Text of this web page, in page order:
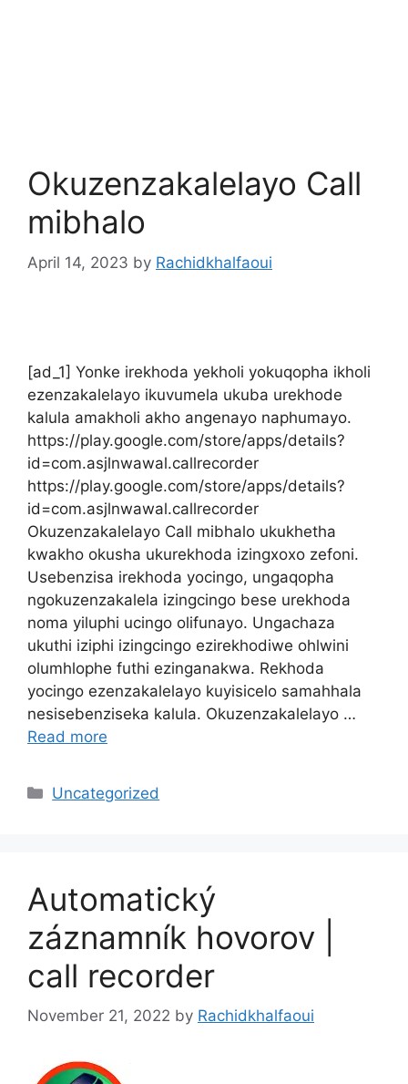
Okuzenzakalelayo Call
mibhalo
April 14, 2023 by Rachidkhalfaoui
[ad_1] Yonke irekhoda yekholi yokuqopha ikholi
ezenzakalelayo ikuvumela ukuba urekhode
kalula amakholi akho angenayo naphumayo.
https://play.google.com/store/apps/details?
id=com.asjlnwawal.callrecorder
https://play.google.com/store/apps/details?
id=com.asjlnwawal.callrecorder
Okuzenzakalelayo Call mibhalo ukukhetha
kwakho okusha ukurekhoda izingxoxo zefoni.
Usebenzisa irekhoda yocingo, ungaqopha
ngokuzenzakalela izingcingo bese urekhoda
noma yiluphi ucingo olifunayo. Ungachaza
ukuthi iziphi izingcingo ezirekhodiwe ohlwini
olumhlophe futhi ezinganakwa. Rekhoda
yocingo ezenzakalelayo kuyisicelo samahhala
nesisebenziseka kalula. Okuzenzakalelayo …
Read more
Categories
Uncategorized
Automatický
záznamník hovorov |
call recorder
November 21, 2022 by Rachidkhalfaoui